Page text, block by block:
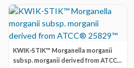
KWIK-STIK™ Morganella morganii
subsp. morganii derived from ATCC®